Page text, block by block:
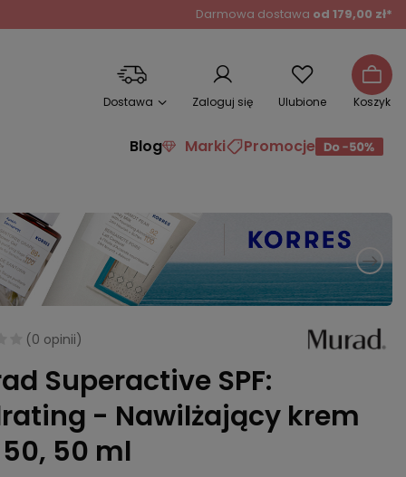
Darmowa dostawa od 179,00 zł*
Dostawa Zaloguj się Ulubione Koszyk
Blog Marki Promocje
(0 opinii)
Superactive SPF:
- Nawilżający krem
50, 50 ml